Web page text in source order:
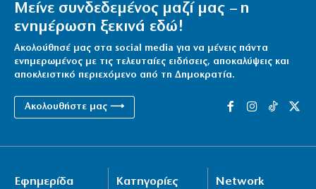
Μείνε συνδεδεμένος μαζί μας – η
ενημέρωση ξεκινά εδώ!
Ακολούθησέ μας στα social media για να μένεις πάντα
ενημερωμένος με τις τελευταίες ειδήσεις, αποκαλύψεις και
αποκλειστικό περιεχόμενο από τη Δημοκρατία.
Ακολουθήστε μας ⟶
Εφημερίδα
Κατηγορίες Network